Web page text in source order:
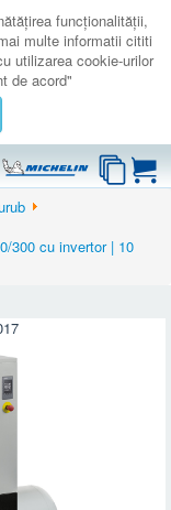
funcţionalităţii,
multe informatii cititi
utilizarea cookie-urilor
de acord"
300 cu invertor | 10